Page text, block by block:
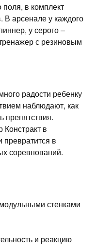
поля, в комплект
В арсенале у каждого
у серого –
с резиновым
радости ребенку
наблюдают, как
препятствия.
в
превратится в
соревнований.
стенками
и реакцию